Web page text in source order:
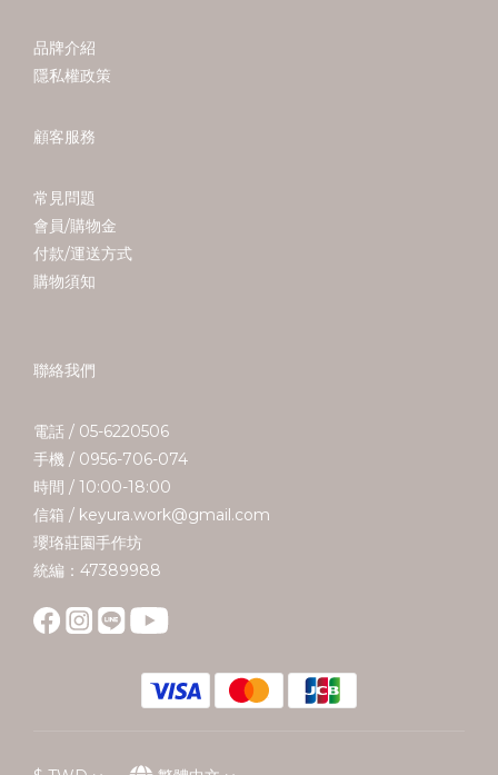
品牌介紹
隱私權政策
顧客服務
常見問題
會員/購物金
付款/運送方式
購物須知
聯絡我們
電話 / 05-6220506
手機 / 0956-706-074
時間 / 10:00-18:00
信箱 / keyura.work@gmail.com
瓔珞莊園手作坊
統編：47389988